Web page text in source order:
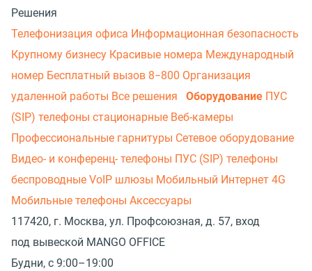
Решения
Телефонизация офиса Информационная безопасность
Крупному бизнесу Красивые номера Международный
номер Бесплатный вызов 8−800 Организация
удаленной работы Все решения Оборудование ПУС
(SIP) телефоны стационарные Веб-камеры
Профессиональные гарнитуры Сетевое оборудование
Видео- и конференц- телефоны ПУС (SIP) телефоны
беспроводные VoIP шлюзы Мобильный Интернет 4G
Мобильные телефоны Аксессуары
117420, г. Москва, ул. Профсоюзная, д. 57, вход
под вывеской MANGO OFFICE
Будни, с 9:00–19:00